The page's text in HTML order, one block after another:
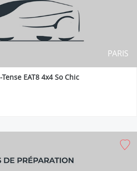
PARIS
EAT8 4x4 So Chic